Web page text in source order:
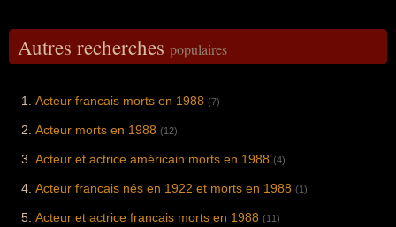
Autres recherches populaires
Acteur francais morts en 1988 (7)
Acteur morts en 1988 (12)
Acteur et actrice américain morts en 1988 (4)
Acteur francais nés en 1922 et morts en 1988 (1)
Acteur et actrice francais morts en 1988 (11)